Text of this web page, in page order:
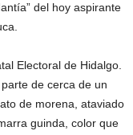
del hoy aspirante
Electoral de Hidalgo.
de cerca de un
de morena, ataviado
guinda, color que